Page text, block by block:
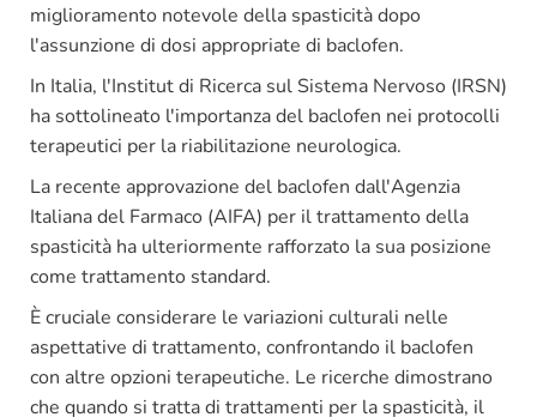
miglioramento notevole della spasticità dopo
l'assunzione di dosi appropriate di baclofen.
In Italia, l'Institut di Ricerca sul Sistema Nervoso (IRSN)
ha sottolineato l'importanza del baclofen nei protocolli
terapeutici per la riabilitazione neurologica.
La recente approvazione del baclofen dall'Agenzia
Italiana del Farmaco (AIFA) per il trattamento della
spasticità ha ulteriormente rafforzato la sua posizione
come trattamento standard.
È cruciale considerare le variazioni culturali nelle
aspettative di trattamento, confrontando il baclofen
con altre opzioni terapeutiche. Le ricerche dimostrano
che quando si tratta di trattamenti per la spasticità, il